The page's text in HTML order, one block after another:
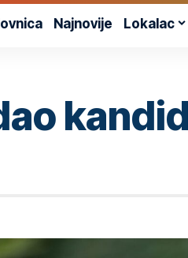
Najnovije Lokalac